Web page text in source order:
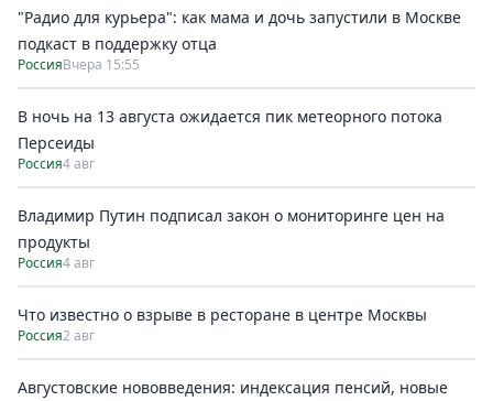
"Радио для курьера": как мама и дочь запустили в Москве
подкаст в поддержку отца
РоссияВчера 15:55
В ночь на 13 августа ожидается пик метеорного потока
Персеиды
Россия4 авг
Владимир Путин подписал закон о мониторинге цен на
продукты
Россия4 авг
Что известно о взрыве в ресторане в центре Москвы
Россия2 авг
Августовские нововведения: индексация пенсий, новые